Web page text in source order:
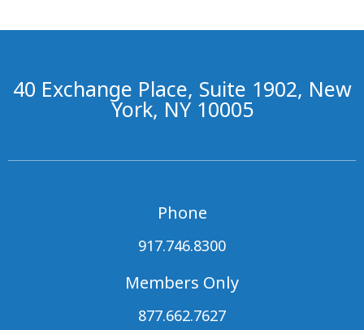
40 Exchange Place, Suite 1902, New
York, NY 10005
Phone
917.746.8300
Members Only
877.662.7627